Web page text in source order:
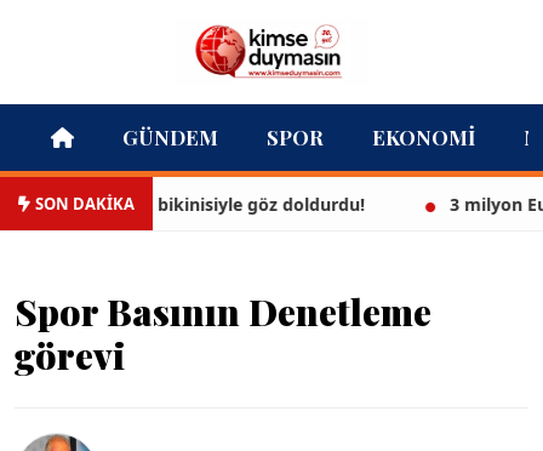
GÜNDEM SPOR EKONOMI
SON DAKİKA
beyaz bikinisiyle göz doldurdu! 3 milyon
Spor Basının Denetleme
görevi